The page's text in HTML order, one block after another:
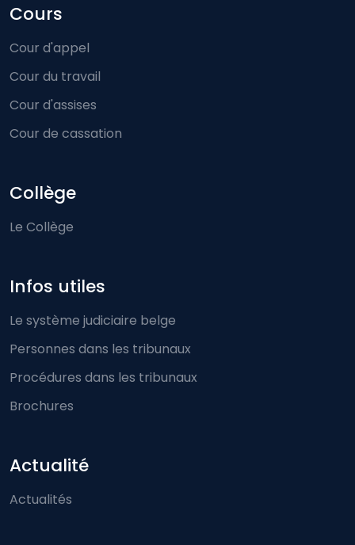
Cours
Cour d'appel
Cour du travail
Cour d'assises
Cour de cassation
Collège
Le Collège
Infos utiles
Le système judiciaire belge
Personnes dans les tribunaux
Procédures dans les tribunaux
Brochures
Actualité
Actualités